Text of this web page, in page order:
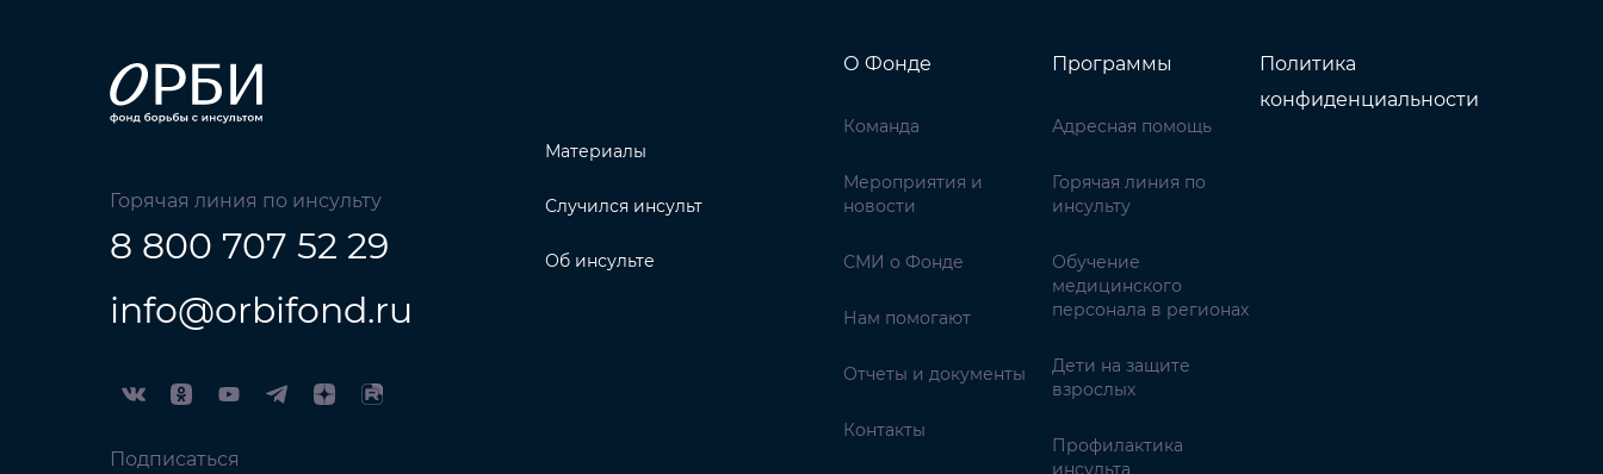
Горячая линия по инсульту
8 800 707 52 29
info@orbifond.ru
Подписаться
Материалы
Случился инсульт
Об инсульте
О Фонде
Команда
Мероприятия и
новости
СМИ о Фонде
Нам помогают
Отчеты и документы
Контакты
Программы
Адресная помощь
Горячая линия по
инсульту
Обучение
медицинского
персонала в регионах
Дети на защите
взрослых
Профилактика
инсульта
Политика
конфиденциальности